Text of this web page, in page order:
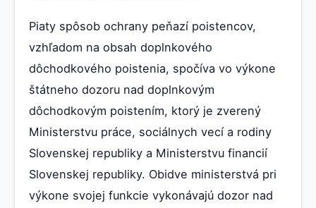
Piaty spôsob ochrany peňazí poistencov,
vzhľadom na obsah doplnkového
dôchodkového poistenia, spočíva vo výkone
štátneho dozoru nad doplnkovým
dôchodkovým poistením, ktorý je zverený
Ministerstvu práce, sociálnych vecí a rodiny
Slovenskej republiky a Ministerstvu financií
Slovenskej republiky. Obidve ministerstvá pri
výkone svojej funkcie vykonávajú dozor nad